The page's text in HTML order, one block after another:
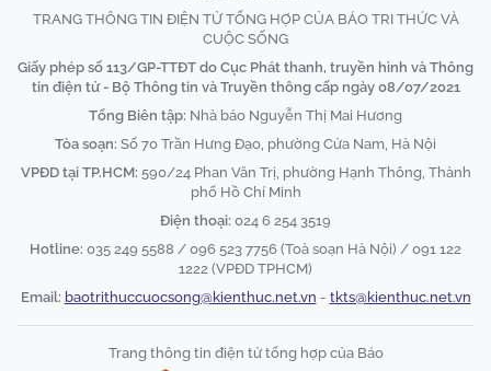
TRANG THÔNG TIN ĐIỆN TỬ TỔNG HỢP CỦA BÁO TRI THỨC VÀ
CUỘC SỐNG
Giấy phép số 113/GP-TTĐT do Cục Phát thanh, truyền hình và Thông
tin điện tử - Bộ Thông tin và Truyền thông cấp ngày 08/07/2021
Tổng Biên tập: Nhà báo Nguyễn Thị Mai Hương
Tòa soạn: Số 70 Trần Hưng Đạo, phường Cửa Nam, Hà Nội
VPĐD tại TP.HCM: 590/24 Phan Văn Trị, phường Hạnh Thông, Thành
phố Hồ Chí Minh
Điện thoại: 024 6 254 3519
Hotline: 035 249 5588 / 096 523 7756 (Toà soạn Hà Nội) / 091 122
1222 (VPĐD TPHCM)
Email: baotrithuccuocsong@kienthuc.net.vn - tkts@kienthuc.net.vn
Trang thông tin điện tử tổng hợp của Báo